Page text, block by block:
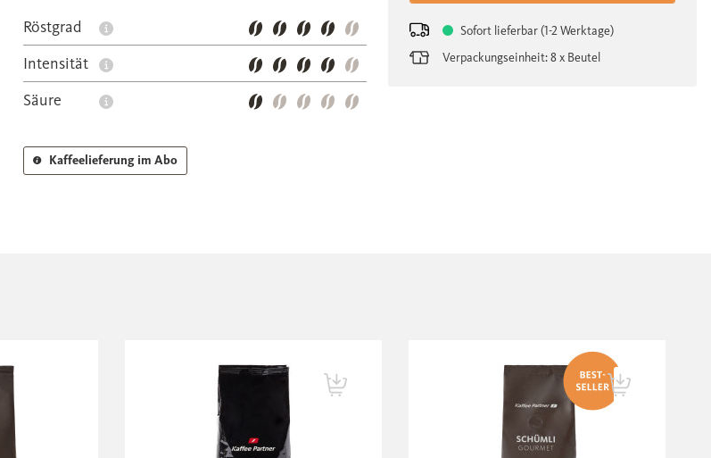
Röstgrad
Intensität
Säure
Kaffeelieferung im Abo
Sofort lieferbar (1-2 Werktage)
Verpackungseinheit: 8 x Beutel